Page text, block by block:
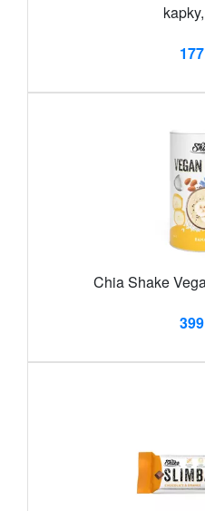
Chia Shake